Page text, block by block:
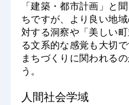
「建築・都市計画」と
ちですが、より良い地
対する洞察や「美しい
る文系的な感覚も大切
まちづくりに関われる
う。
人間社会学域